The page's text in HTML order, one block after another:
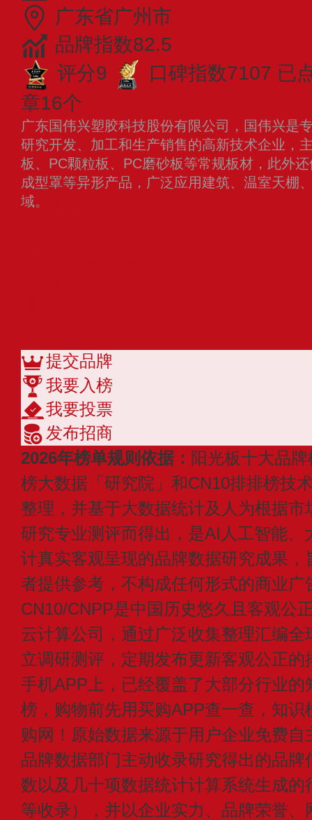
广东省广州市
品牌指数82.5
评分9
口碑指数7107 已
章16个
广东国伟兴塑胶科技股份有限公司，国伟兴是
研究开发、加工和生产销售的高新技术企业，
板、PC颗粒板、PC磨砂板等常规板材，此外
成型罩等异形产品，广泛应用建筑、温室天棚
域。
提交品牌
我要入榜
我要投票
发布招商
2026年榜单规则依据： 阳光板十大品
榜大数据「研究院」和CN10排排榜技
整理，并基于大数据统计及人为根据
研究专业测评而得出，是AI人工智能、
计真实客观呈现的品牌数据研究成果
者提供参考，不构成任何形式的商业广
CN10/CNPP是中国历史悠久且客观公
云计算公司，通过广泛收集整理汇编
立调研测评，定期发布更新客观公正
手机APP上，已经覆盖了大部分行业
榜，购物前先用买购APP查一查，知
购网！原始数据来源于用户企业免费
品牌数据部门主动收录研究得出的品
数以及几十项数据统计计算系统生成
等收录），并以企业实力、品牌荣誉